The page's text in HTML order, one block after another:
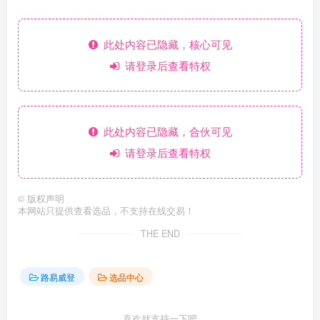
此处内容已隐藏，核心可见
请登录后查看特权
此处内容已隐藏，合伙可见
请登录后查看特权
© 版权声明
本网站只提供查看选品，不支持在线交易！
THE END
路易威登 选品中心